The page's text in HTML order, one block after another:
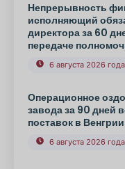
Непрерывность
исполняющий
директора за 60
передаче
6 августа 2026 года
Операционное
завода за 90 дней
поставок в Венгрии
6 августа 2026 года